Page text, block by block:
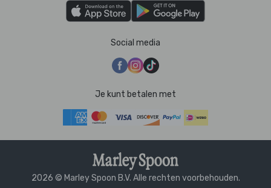
Social media
Je kunt betalen met
2026 © Marley Spoon B.V. Alle rechten voorbehouden.